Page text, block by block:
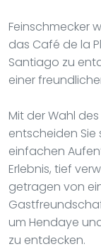
Feinschmecker
das Café de la
Santiago zu
einer
Mit der Wahl
entscheiden Sie
einfachen
Erlebnis, tief
getragen von
um Hendaye
zu entdecken.